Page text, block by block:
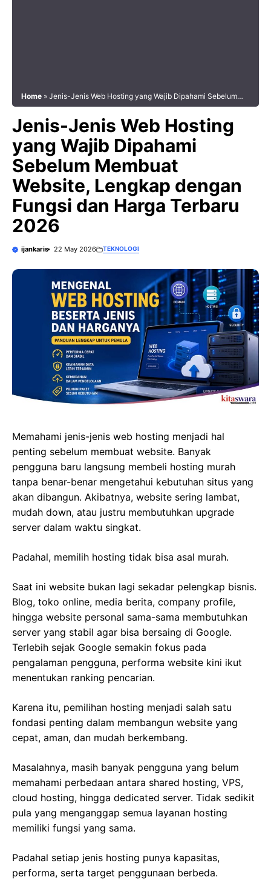
Home » Jenis-Jenis Web Hosting yang Wajib Dipahami Sebelum
2026
Jenis-Jenis Web Hosting
yang Wajib Dipahami
Sebelum Membuat
Website, Lengkap dengan
Fungsi dan Harga Terbaru
2026
ijankaris 22 May 2026 TEKNOLOGI
Memahami jenis-jenis web hosting menjadi hal
penting sebelum membuat website. Banyak
pengguna baru langsung membeli hosting murah
tanpa benar-benar mengetahui kebutuhan situs yang
akan dibangun. Akibatnya, website sering lambat,
mudah down, atau justru membutuhkan upgrade
server dalam waktu singkat.
Padahal, memilih hosting tidak bisa asal murah.
Saat ini website bukan lagi sekadar pelengkap bisnis.
Blog, toko online, media berita, company profile,
hingga website personal sama-sama membutuhkan
server yang stabil agar bisa bersaing di Google.
Terlebih sejak Google semakin fokus pada
pengalaman pengguna, performa website kini ikut
menentukan ranking pencarian.
Karena itu, pemilihan hosting menjadi salah satu
fondasi penting dalam membangun website yang
cepat, aman, dan mudah berkembang.
Masalahnya, masih banyak pengguna yang belum
memahami perbedaan antara shared hosting, VPS,
cloud hosting, hingga dedicated server. Tidak sedikit
pula yang menganggap semua layanan hosting
memiliki fungsi yang sama.
Padahal setiap jenis hosting punya kapasitas,
performa, serta target penggunaan berbeda.